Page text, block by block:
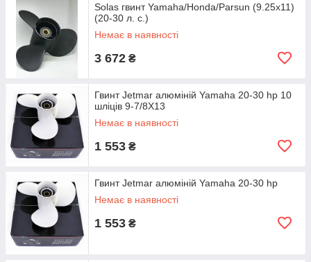
Solas гвинт Yamaha/Honda/Parsun (9.25x11)
(20-30 л. с.)
Немає в наявності
3 672 ₴
Гвинт Jetmar алюміній Yamaha 20-30 hp 10
шліців 9-7/8Х13
Немає в наявності
1 553 ₴
Гвинт Jetmar алюміній Yamaha 20-30 hp
Немає в наявності
1 553 ₴